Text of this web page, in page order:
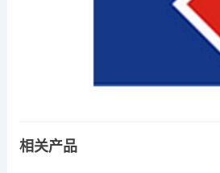
相关产品